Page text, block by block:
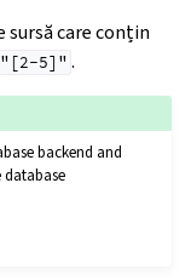
sursă care conțin
5]" .
backend and
database